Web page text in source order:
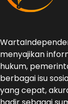
menyajikan
hukum,
berbagai isu
yang cepat,